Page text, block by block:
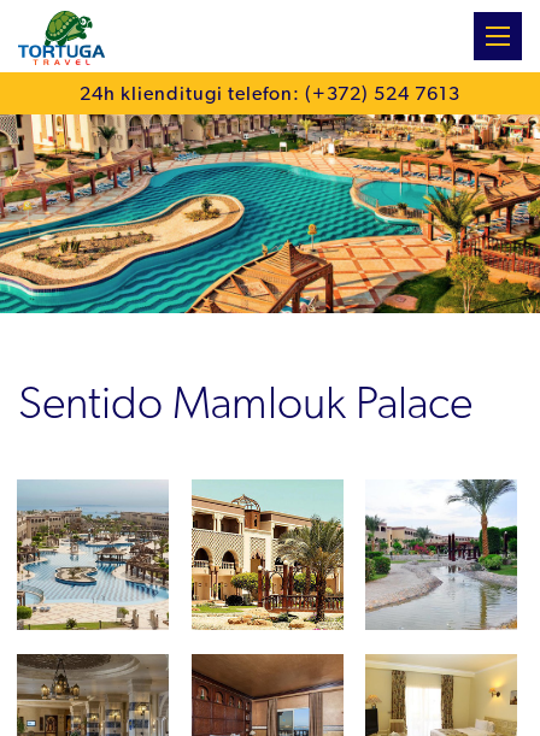
24h klienditugi telefon: (+372) 524 7613
Sentido Mamlouk Palace